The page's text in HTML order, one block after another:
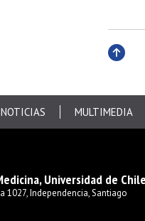
NOTICIAS MULTIMEDIA
Universidad de Chile
1027, Independencia, Santiago